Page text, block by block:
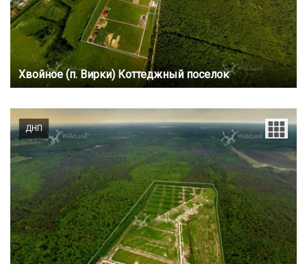
Хвойное (п. Вирки) Коттеджный поселок
ДНП